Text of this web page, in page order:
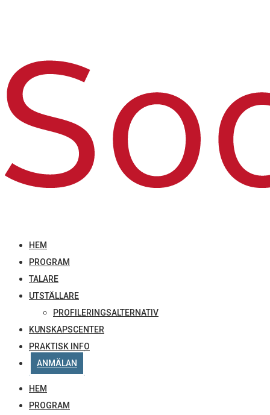
HEM
PROGRAM
TALARE
UTSTÄLLARE
PROFILERINGSALTERNATIV
KUNSKAPSCENTER
PRAKTISK INFO
ANMÄLAN
HEM
PROGRAM